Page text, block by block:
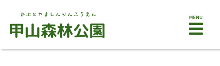
MENU